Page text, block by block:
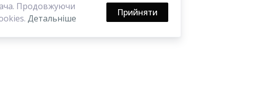
Продовжуючи
Детальніше
Прийняти
Мої закладки